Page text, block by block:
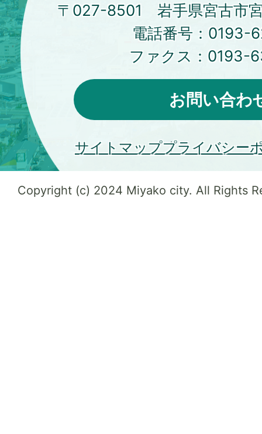
〒027-8501 岩手県宮古市
電話番号： 0193-
ファクス： 0193-
お問い合わ
サイトマッププライバシー
Copyright (c) 2024 Miyako city. All Rights